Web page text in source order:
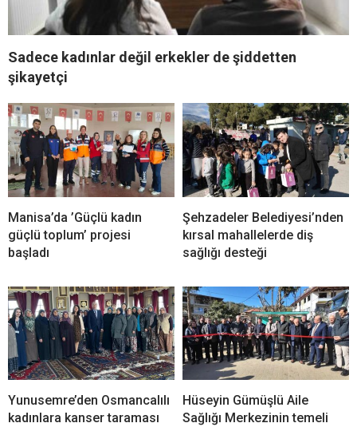
Sadece kadınlar değil erkekler de şiddetten
şikayetçi
Manisa’da ’Güçlü kadın
güçlü toplum’ projesi
başladı
Şehzadeler Belediyesi’nden
kırsal mahallelerde diş
sağlığı desteği
Yunusemre’den Osmancalılı
kadınlara kanser taraması
Hüseyin Gümüşlü Aile
Sağlığı Merkezinin temeli